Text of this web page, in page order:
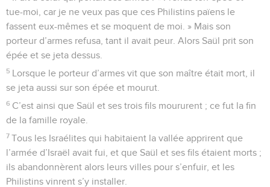
tue-moi, car je ne veux pas que ces Philistins païens le
fassent eux-mêmes et se moquent de moi. » Mais son
porteur d’armes refusa, tant il avait peur. Alors Saül prit son
épée et se jeta dessus.
5 Lorsque le porteur d’armes vit que son maître était mort, il
se jeta aussi sur son épée et mourut.
6 C’est ainsi que Saül et ses trois fils moururent ; ce fut la fin
de la famille royale.
7 Tous les Israélites qui habitaient la vallée apprirent que
l’armée d’Israël avait fui, et que Saül et ses fils étaient morts ;
ils abandonnèrent alors leurs villes pour s’enfuir, et les
Philistins vinrent s’y installer.